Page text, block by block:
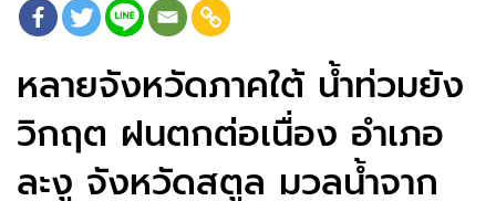
หลายจังหวัดภาคใต้ น้ำท่วมยัง
วิกฤต ฝนตกต่อเนื่อง อำเภอ
ละงู จังหวัดสตูล มวลน้ำจาก